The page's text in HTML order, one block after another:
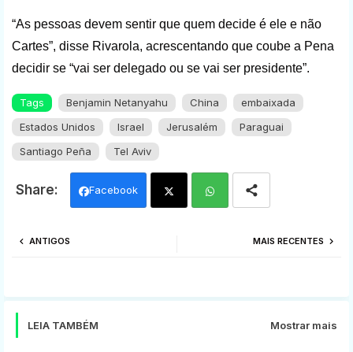
“As pessoas devem sentir que quem decide é ele e não
Cartes”, disse Rivarola, acrescentando que coube a Pena
decidir se “vai ser delegado ou se vai ser presidente”.
Tags Benjamin Netanyahu China
embaixada
Estados Unidos
Israel Jerusalém
Paraguai
Santiago Peña
Tel Aviv
Facebook
MAIS RECENTES
ANTIGOS
LEIA TAMBÉM Mostrar mais